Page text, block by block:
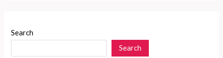
Search
Search